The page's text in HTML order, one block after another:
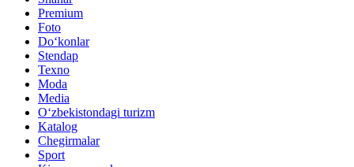
Premium
Foto
Do‘konlar
Stendap
Texno
Moda
Media
O‘zbekistondagi turizm
Katalog
Chegirmalar
Sport